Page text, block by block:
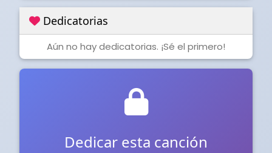
Dedicatorias
Aún no hay dedicatorias. ¡Sé el primero!
Dedicar esta canción